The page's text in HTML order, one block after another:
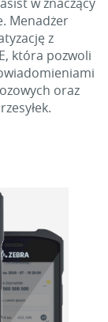
Menadżer
z
która pozwoli
oraz